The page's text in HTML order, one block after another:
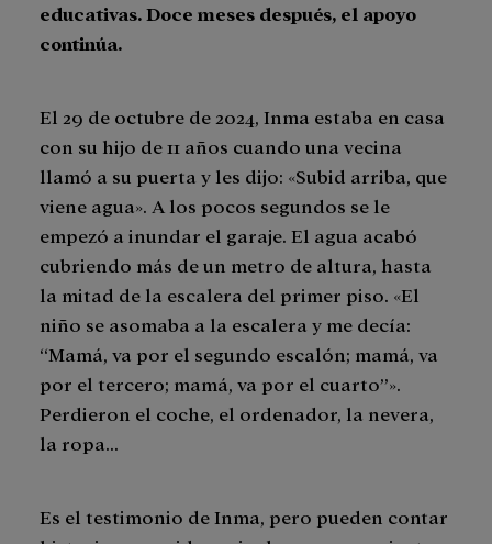
educativas. Doce meses después, el apoyo
continúa.
El 29 de octubre de 2024, Inma estaba en casa
con su hijo de 11 años cuando una vecina
llamó a su puerta y les dijo: «Subid arriba, que
viene agua». A los pocos segundos se le
empezó a inundar el garaje. El agua acabó
cubriendo más de un metro de altura, hasta
la mitad de la escalera del primer piso. «El
niño se asomaba a la escalera y me decía:
“Mamá, va por el segundo escalón; mamá, va
por el tercero; mamá, va por el cuarto”».
Perdieron el coche, el ordenador, la nevera,
la ropa…
Es el testimonio de Inma, pero pueden contar